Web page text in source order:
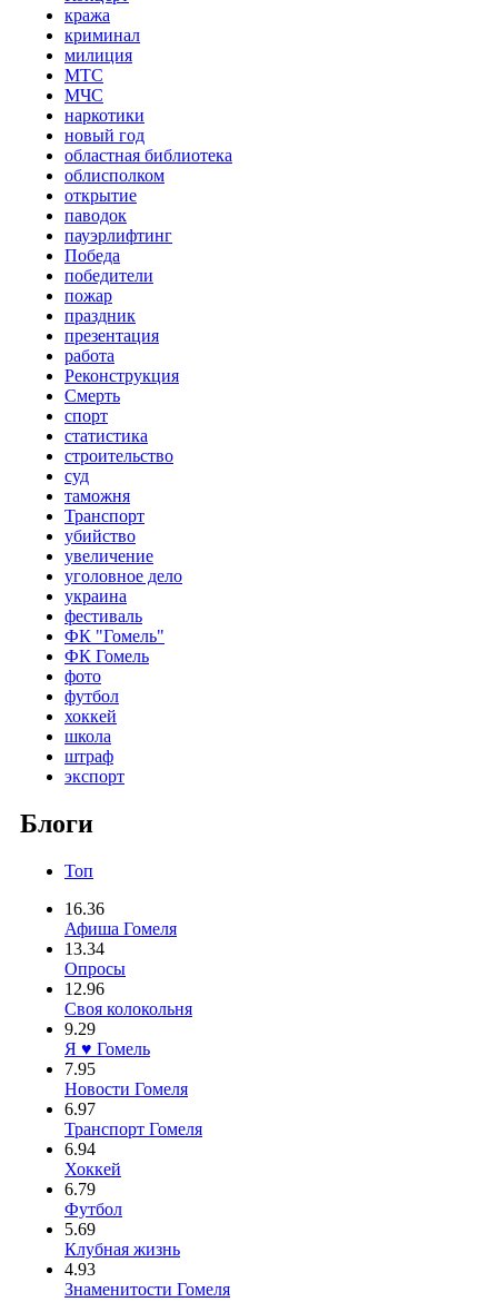
кража
криминал
милиция
МТС
МЧС
наркотики
новый год
областная библиотека
облисполком
открытие
паводок
пауэрлифтинг
Победа
победители
пожар
праздник
презентация
работа
Реконструкция
Смерть
спорт
статистика
строительство
суд
таможня
Транспорт
убийство
увеличение
уголовное дело
украина
фестиваль
ФК "Гомель"
ФК Гомель
фото
футбол
хоккей
школа
штраф
экспорт
Блоги
Топ
16.36
Афиша Гомеля
13.34
Опросы
12.96
Своя колокольня
9.29
Я ♥ Гомель
7.95
Новости Гомеля
6.97
Транспорт Гомеля
6.94
Хоккей
6.79
Футбол
5.69
Клубная жизнь
4.93
Знаменитости Гомеля